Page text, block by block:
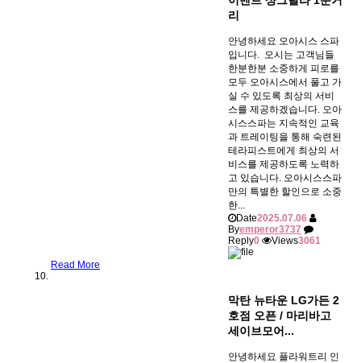
리
안녕하세요 오아시스 스파
입니다. ​ 오시는 고객님들
한분한분 소중하게 피로를
모두 오아시스에서 풀고 가
실 수 있도록 최상의 서비
스를 제공하겠습니다. 오아
시스스파는 지속적인 교육
과 트레이팅을 통해 숙련된
테라피스트에게 최상의 서
비스를 제공하도록 노력하
고 있습니다. 오아시스스파
만의 특별한 할인으로 소중
한...
Date2025.07.06
Byemperor3737
Reply0 Views3061
Read More
막탄 뉴타운 LG가든 2
호점 오픈 / 마리바고
세이브모어...
안녕하세요 플라워트리 인